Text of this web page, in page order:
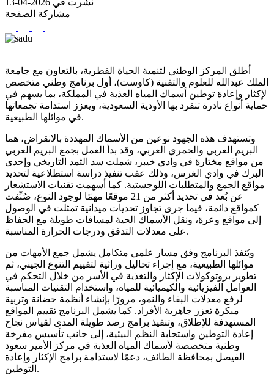
نشرت في 2026-04-13
مشاركة الصفحة
أطلق المركز الوطني لتنمية الحياة الفطرية، بالتعاون مع جامعة
الملك عبدالله للعلوم والتقنية (كاوست)، أول برنامج وطني متخصص
لإكثار وإعادة توطين أسماك المياه العذبة في المملكة، بما يسهم في
حماية أنواع نادرة تنفرد بها الأودية السعودية، ويعزز استدامة تجمعاتها
في موائلها الطبيعية.
وتستهدف هذه الجهود نوعين من الأسماك المهددة بالانقراض، هما
البريم العربي والحمري العربي، وقد بدأ العمل بجمع البريم العربي
من مواقع مختارة في وادي خيبر، شملت سد الثمد التاريخي وإحدى
البرك في وادي الغرس، وذلك عقب تنفيذ دراسة استطلاعية لتحديد
مواقع الجمع والمتطلبات اللوجستية. كما أسهمت تقنيات الاستشعار
عن بُعد في تحديد أكثر من 21 موقعًا مهمًا لوجود النوع، صُنِّفت
كمواقع دائمة، فيما جرى تجاوز تحديات ميدانية تمثلت في الوصول
إلى مواقع وعرة، ونقل الأسماك الحية لمسافات طويلة مع الحفاظ
على معدلات التدفق ودرجات الحرارة المناسبة.
ويُنفذ البرنامج وفق مسار علمي متكامل يشمل جمع الأمهات من
موائلها الطبيعية، مع إجراء تحاليل وراثية لتقييم التنوع الجيني، ثم
تطوير بروتوكولات الإكثار والتغذية في الأسر من خلال التحكم في
العوامل الفيزيائية والكيميائية للمياه، واستخدام التقنيات المناسبة
لرفع معدلات البقاء والنمو، مرورًا بإنشاء أنظمة حضانة وتربية
مبكرة تعزز جاهزية الأفراد. كما يشمل البرنامج تقييم المواقع
المستهدفة للإطلاق، وتنفيذ برامج رصد طويلة المدى لقياس نجاح
إعادة التوطين واستجابة النظم البيئية، إلى جانب تأسيس مفرخة
وطنية متخصصة لأسماك المياه العذبة في مركز الأمير سعود
الفيصل بمحافظة الطائف، دعمًا لاستدامة برامج الإكثار وإعادة
التوطين.